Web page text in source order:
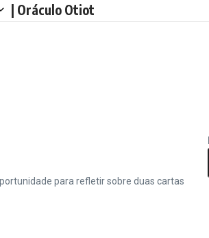
| Oráculo Otiot
para refletir sobre duas cartas